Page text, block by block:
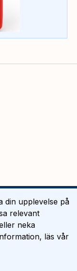
din upplevelse på
relevant
neka
läs vår